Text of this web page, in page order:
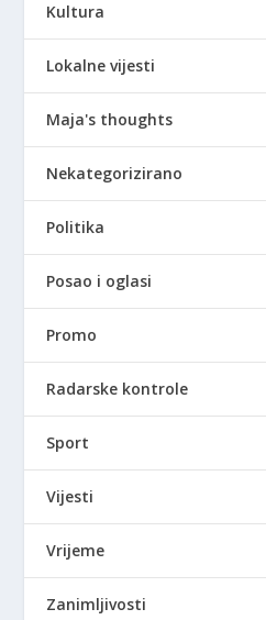
Kultura
Lokalne vijesti
Maja's thoughts
Nekategorizirano
Politika
Posao i oglasi
Promo
Radarske kontrole
Sport
Vijesti
Vrijeme
Zanimljivosti